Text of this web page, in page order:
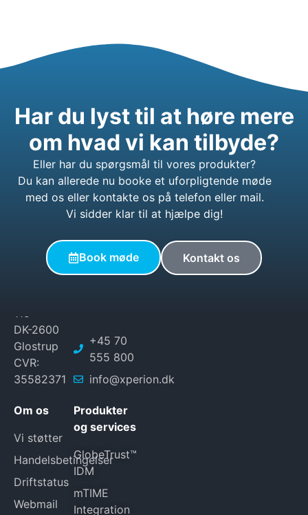
Har du lyst til at høre mere
om hvad vi kan tilbyde?
Eller har du spørgsmål til vores produkter?
Du kan allerede nu booke et uforpligtende møde
med os eller kontakte os på telefon eller mail.
Vi sidder klar til at hjælpe dig!
Book møde
Kontakt os
115
DK-2600
Glostrup
CVR:
35582371
+45 70
555 800
info@xperion.dk
Om os
Vi støtter
Handelsbetingelser
Driftstatus
Webmail
Produkter
og services
GlobeTrust™
IDM
mTIME
Integration
© 2026 XPERION. Alle
rettigheder forbeholdes.